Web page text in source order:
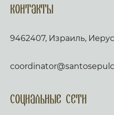
Контакты
9462407, Израиль,
Социальные сети